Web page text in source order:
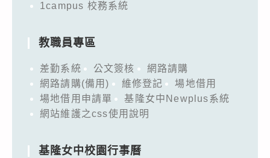
1campus 校務系統
教職員專區
差勤系統 公文簽核
網路請購
網路請購(備用)
維修登記
場地借用
場地借用申請單
基隆女中Newplus系統
網站維護之css使用說明
基隆女中校園行事曆